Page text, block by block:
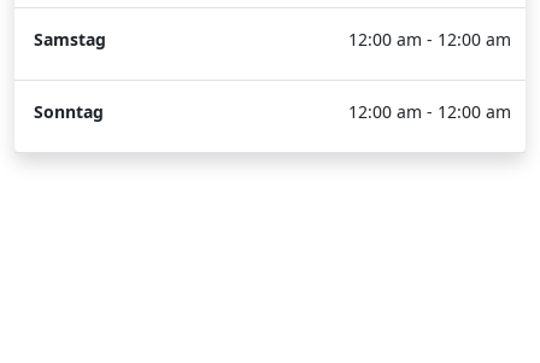
Samstag 12:00 am - 12:00 am
Sonntag 12:00 am - 12:00 am